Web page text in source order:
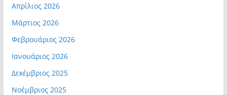
Απρίλιος 2026
Μάρτιος 2026
Φεβρουάριος 2026
Ιανουάριος 2026
Δεκέμβριος 2025
Νοέμβριος 2025